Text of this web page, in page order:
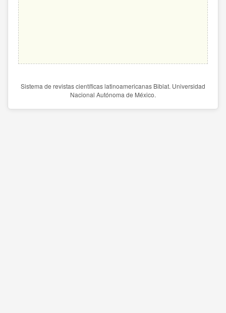
Sistema de revistas científicas latinoamericanas Biblat. Universidad
Nacional Autónoma de México.